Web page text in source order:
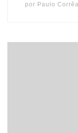
por Paulo Corrêa